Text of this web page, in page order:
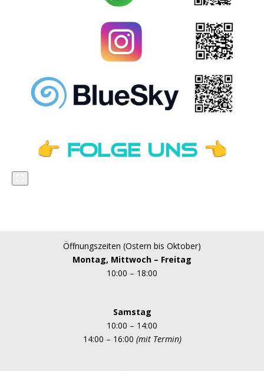
Öffnungszeiten (Ostern bis Oktober)
Montag, Mittwoch – Freitag
10:00 – 18:00
Samstag
10:00 – 14:00
14:00 – 16:00 (mit Termin)